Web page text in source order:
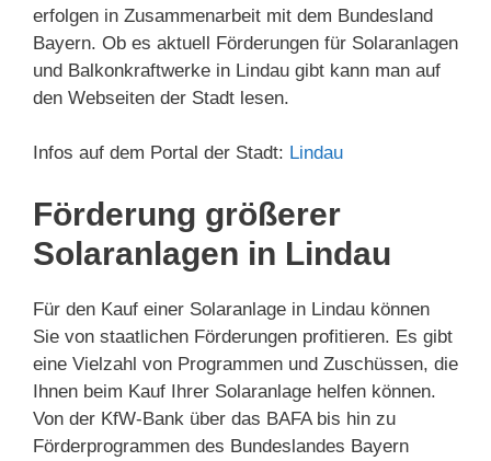
erfolgen in Zusammenarbeit mit dem Bundesland
Bayern. Ob es aktuell Förderungen für Solaranlagen
und Balkonkraftwerke in Lindau gibt kann man auf
den Webseiten der Stadt lesen.
Infos auf dem Portal der Stadt: Lindau
Förderung größerer
Solaranlagen in Lindau
Für den Kauf einer Solaranlage in Lindau können
Sie von staatlichen Förderungen profitieren. Es gibt
eine Vielzahl von Programmen und Zuschüssen, die
Ihnen beim Kauf Ihrer Solaranlage helfen können.
Von der KfW-Bank über das BAFA bis hin zu
Förderprogrammen des Bundeslandes Bayern